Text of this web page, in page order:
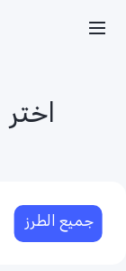
جميع الطرز